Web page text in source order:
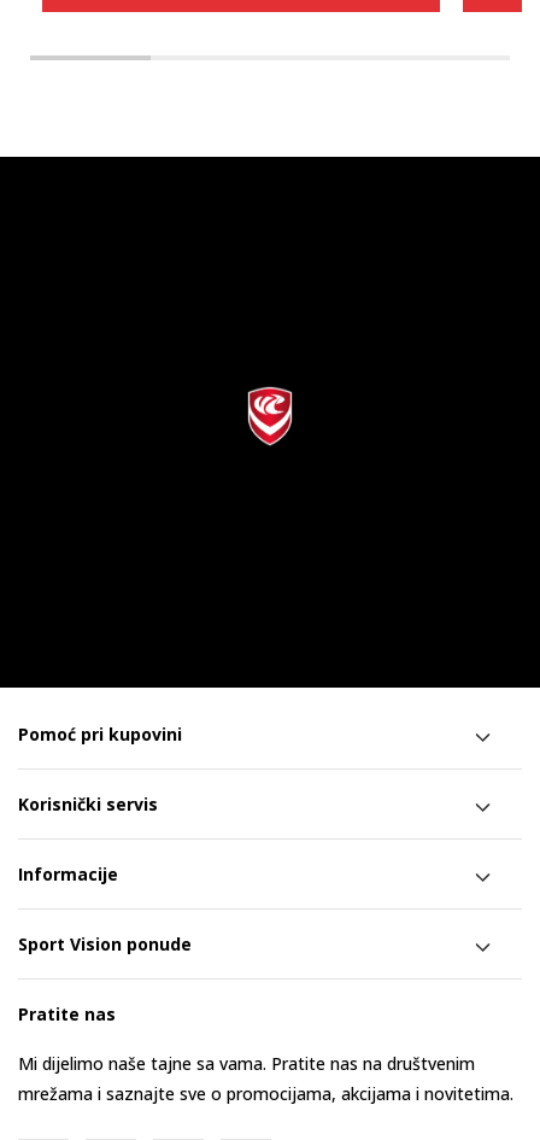
Pomoć pri kupovini
Korisnički servis
Informacije
Sport Vision ponude
Pratite nas
Mi dijelimo naše tajne sa vama. Pratite nas na društvenim
mrežama i saznajte sve o promocijama, akcijama i novitetima.